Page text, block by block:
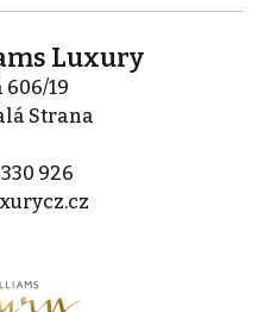
Luxury
606/19
Strana
926